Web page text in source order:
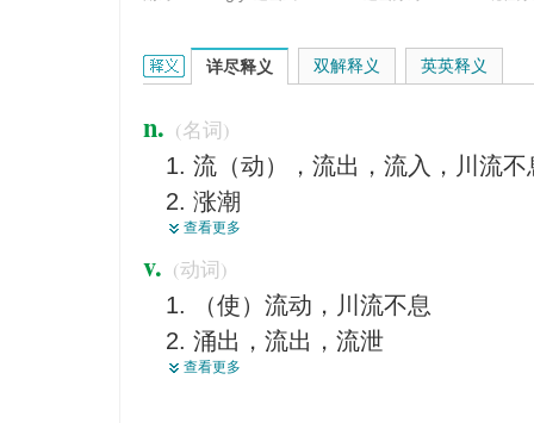
flow的英文翻译是什么意思，词典释义与在线翻译：
详尽释义
n. (名词)
流（动），流出，流入，川流不
涨潮
泛滥
流畅，连贯
大量
飘垂
流量
查看更多
v. (动词)
（使）流动，川流不息
涌出，流出，流泄
（使）泛滥
查看更多
双解释义 英英释义